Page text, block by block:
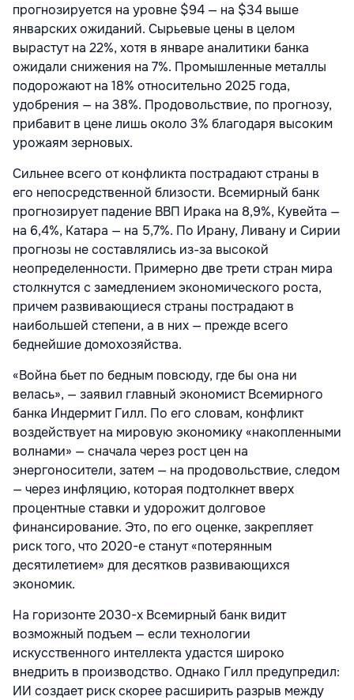
прогнозируется на уровне $94 — на $34 выше
январских ожиданий. Сырьевые цены в целом
вырастут на 22%, хотя в январе аналитики банка
ожидали снижения на 7%. Промышленные металлы
подорожают на 18% относительно 2025 года,
удобрения — на 38%. Продовольствие, по прогнозу,
прибавит в цене лишь около 3% благодаря высоким
урожаям зерновых.
Сильнее всего от конфликта пострадают страны в
его непосредственной близости. Всемирный банк
прогнозирует падение ВВП Ирака на 8,9%, Кувейта —
на 6,4%, Катара — на 5,7%. По Ирану, Ливану и Сирии
прогнозы не составлялись из-за высокой
неопределенности. Примерно две трети стран мира
столкнутся с замедлением экономического роста,
причем развивающиеся страны пострадают в
наибольшей степени, а в них — прежде всего
беднейшие домохозяйства.
«Война бьет по бедным повсюду, где бы она ни
велась», — заявил главный экономист Всемирного
банка Индермит Гилл. По его словам, конфликт
воздействует на мировую экономику «накопленными
волнами» — сначала через рост цен на
энергоносители, затем — на продовольствие, следом
— через инфляцию, которая подтолкнет вверх
процентные ставки и удорожит долговое
финансирование. Это, по его оценке, закрепляет
риск того, что 2020-е станут «потерянным
десятилетием» для десятков развивающихся
экономик.
На горизонте 2030-х Всемирный банк видит
возможный подъем — если технологии
искусственного интеллекта удастся широко
внедрить в производство. Однако Гилл предупредил:
ИИ создает риск скорее расширить разрыв между